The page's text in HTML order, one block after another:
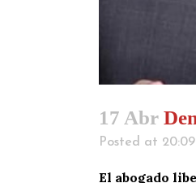
17 Abr
Posted at
El abogado